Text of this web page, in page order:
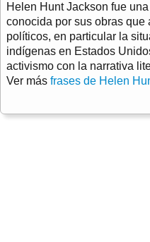
Helen Hunt Jackson fue una
conocida por sus obras que
políticos, en particular la
indígenas en Estados
activismo con la narrativa
Ver más frases de Helen